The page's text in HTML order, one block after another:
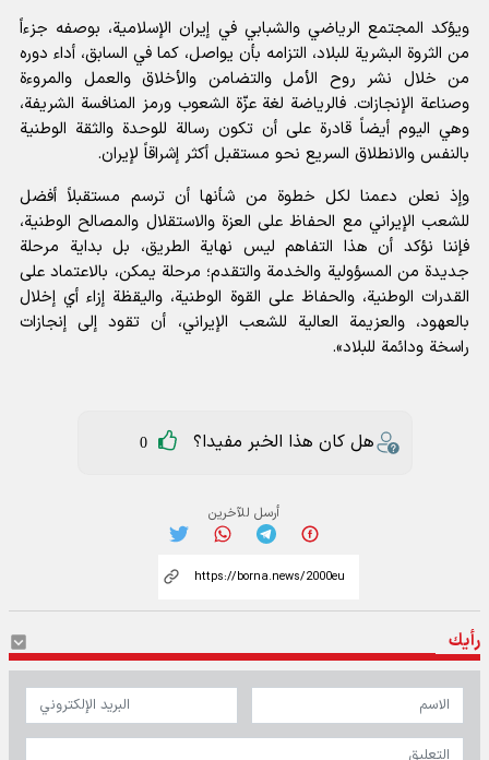
ويؤكد المجتمع الرياضي والشبابي في إيران الإسلامية، بوصفه جزءاً
من الثروة البشرية للبلاد، التزامه بأن يواصل، كما في السابق، أداء دوره
من خلال نشر روح الأمل والتضامن والأخلاق والعمل والمروءة
وصناعة الإنجازات. فالرياضة لغة عزّة الشعوب ورمز المنافسة الشريفة،
وهي اليوم أيضاً قادرة على أن تكون رسالة للوحدة والثقة الوطنية
بالنفس والانطلاق السريع نحو مستقبل أكثر إشراقاً لإيران.
وإذ نعلن دعمنا لكل خطوة من شأنها أن ترسم مستقبلاً أفضل
للشعب الإيراني مع الحفاظ على العزة والاستقلال والمصالح الوطنية،
فإننا نؤكد أن هذا التفاهم ليس نهاية الطريق، بل بداية مرحلة
جديدة من المسؤولية والخدمة والتقدم؛ مرحلة يمكن، بالاعتماد على
القدرات الوطنية، والحفاظ على القوة الوطنية، واليقظة إزاء أي إخلال
بالعهود، والعزيمة العالية للشعب الإيراني، أن تقود إلى إنجازات
راسخة ودائمة للبلاد».
هل كان هذا الخبر مفيدا؟ 0
أرسل للآخرين
رأيك